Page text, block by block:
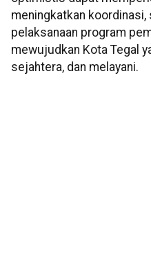
meningkatkan
pelaksanaan program
mewujudkan Kota Tegal
sejahtera, dan melayani.